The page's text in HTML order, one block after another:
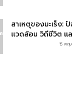
สาเหตุของมะเร็ง:
แวดล้อม วิถีชีวิต แ
15 พฤ